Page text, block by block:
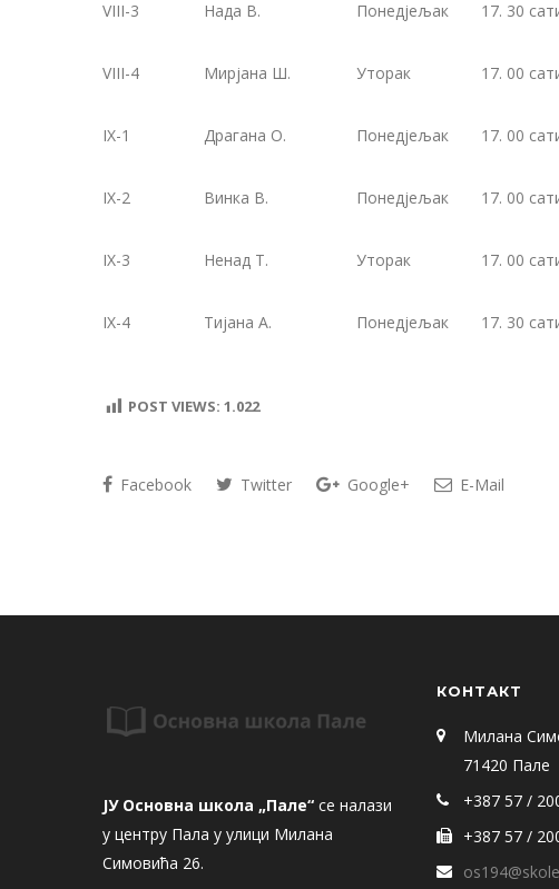
VIII-3 Нада В. Понедјељак 17. 30
VIII-4 Мирјана Ш. Уторак 17. 00
IX-1 Драгана О. Понедјељак 17. 00
IX-2 Винка В. Понедјељак 17. 00
IX-3 Ненад Т. Уторак 17. 00
IX-4 Тијана А. Понедјељак 17. 30
POST VIEWS: 1.022
Facebook Twitter Google+ E-Mail
ЈУ Основна школа „Пале“ се налази
у центру Пала у улици Милана
Симовића 26.
КОНТАКТ
Милана
71420 Пале
+387 57 /
+387 57 /